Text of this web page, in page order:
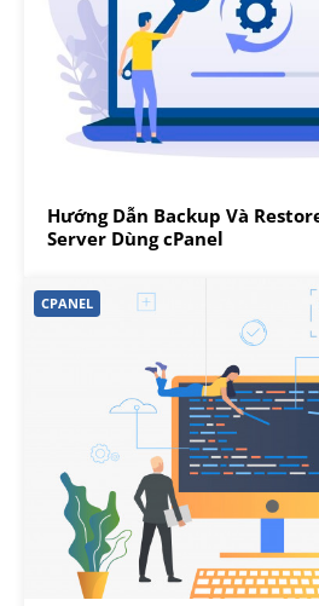
Hướng Dẫn Backup Và
Server Dùng cPanel
CPANEL